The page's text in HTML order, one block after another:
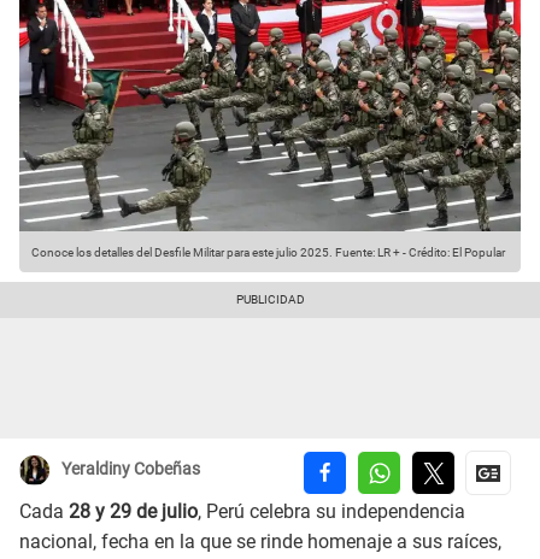
Conoce los detalles del Desfile Militar para este julio 2025. Fuente: LR +-Crédito: El Popular
Yeraldiny Cobeñas
Cada 28 y 29 de julio, Perú celebra su independencia
nacional, fecha en la que se rinde homenaje a sus raíces,